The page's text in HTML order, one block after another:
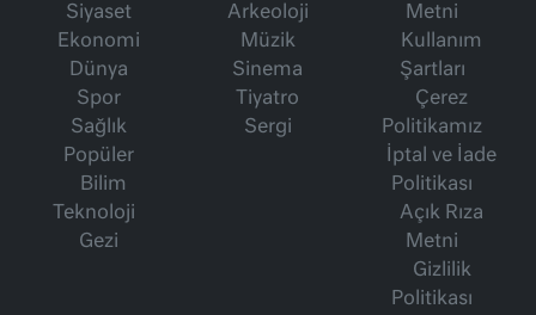
Siyaset
Ekonomi
Dünya
Spor
Sağlık
Popüler
Bilim
Teknoloji
Gezi
Arkeoloji
Müzik
Sinema
Tiyatro
Sergi
Metni
Kullanım
Şartları
Çerez
Politikamız
İptal ve İade
Politikası
Açık Rıza
Metni
Gizlilik
Politikası